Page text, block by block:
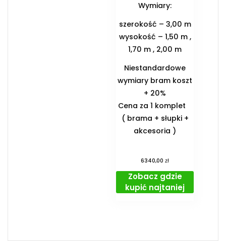
Wymiary:
szerokość – 3,00 m
wysokość – 1,50 m ,
1,70 m , 2,00 m
Niestandardowe
wymiary bram koszt
+ 20%
Cena za 1 komplet
( brama + słupki +
akcesoria )
6340,00zł
Zobacz gdzie
kupić najtaniej